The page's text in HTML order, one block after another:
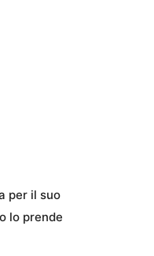
per il suo
lo prende